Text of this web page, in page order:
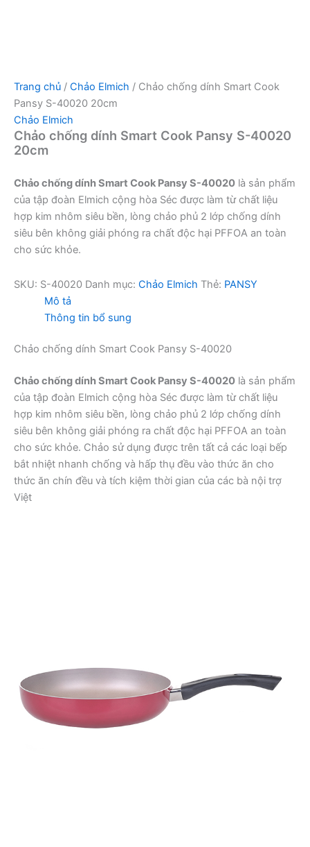
Trang chủ / Chảo Elmich / Chảo chống dính Smart Cook
Pansy S-40020 20cm
Chảo Elmich
Chảo chống dính Smart Cook Pansy S-40020
20cm
Chảo chống dính Smart Cook Pansy S-40020 là sản phẩm
của tập đoàn Elmich cộng hòa Séc được làm từ chất liệu
hợp kim nhôm siêu bền, lòng chảo phủ 2 lớp chống dính
siêu bên không giải phóng ra chất độc hại PFFOA an toàn
cho sức khỏe.
SKU: S-40020 Danh mục: Chảo Elmich Thẻ: PANSY
Mô tả
Thông tin bổ sung
Chảo chống dính Smart Cook Pansy S-40020
Chảo chống dính Smart Cook Pansy S-40020 là sản phẩm
của tập đoàn Elmich cộng hòa Séc được làm từ chất liệu
hợp kim nhôm siêu bền, lòng chảo phủ 2 lớp chống dính
siêu bên không giải phóng ra chất độc hại PFFOA an toàn
cho sức khỏe. Chảo sử dụng được trên tất cả các loại bếp
bắt nhiệt nhanh chống và hấp thụ đều vào thức ăn cho
thức ăn chín đều và tích kiệm thời gian của các bà nội trợ
Việt